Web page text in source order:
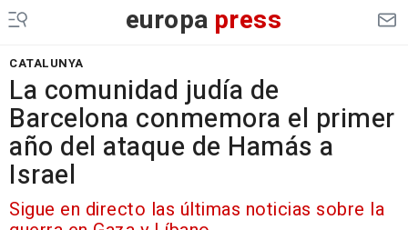
europa press
CATALUNYA
La comunidad judía de
Barcelona conmemora el primer
año del ataque de Hamás a
Israel
Sigue en directo las últimas noticias sobre la